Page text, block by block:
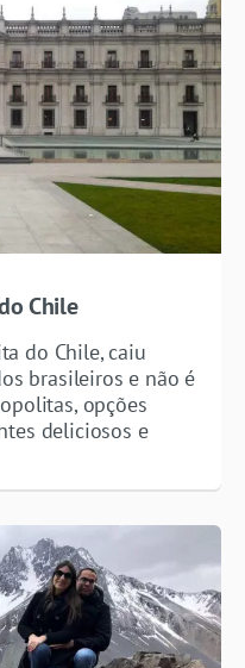
Chile
do Chile, caiu
brasileiros e não é
opções
deliciosos e